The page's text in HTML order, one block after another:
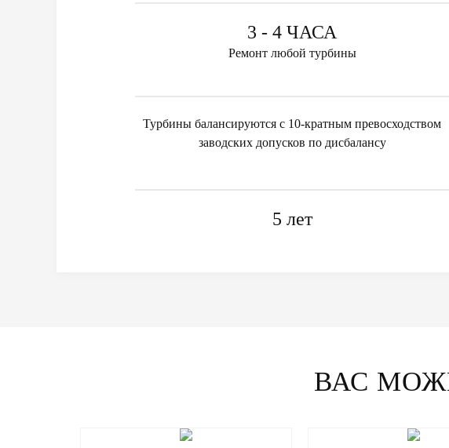
3 - 4 ЧАСА
Ремонт любой турбины
Турбины балансируются с 10-кратным превосходством
заводских допусков по дисбалансу
5 лет
ВАС